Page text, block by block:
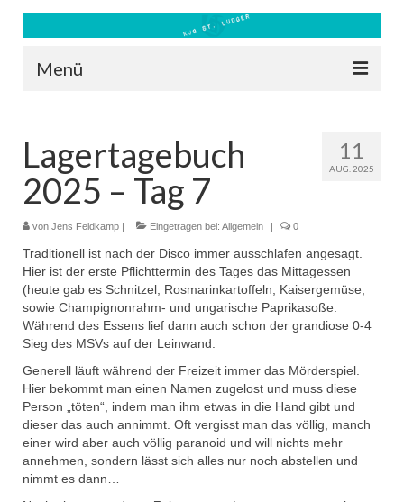
Menü
Kontakt
Bilder
Freizeit 2026
Datenschutz
Impressum
Downloads
11
AUG. 2025
Lagertagebuch
2025 – Tag 7
von Jens Feldkamp | Eingetragen bei: Allgemein | 0
Traditionell ist nach der Disco immer ausschlafen angesagt.
Hier ist der erste Pflichttermin des Tages das Mittagessen
(heute gab es Schnitzel, Rosmarinkartoffeln, Kaisergemüse,
sowie Champignonrahm- und ungarische Paprikasoße.
Während des Essens lief dann auch schon der grandiose 0-4
Sieg des MSVs auf der Leinwand.
Generell läuft während der Freizeit immer das Mörderspiel.
Hier bekommt man einen Namen zugelost und muss diese
Person „töten“, indem man ihm etwas in die Hand gibt und
dieser das auch annimmt. Oft vergisst man das völlig, manch
einer wird aber auch völlig paranoid und will nichts mehr
annehmen, sondern lässt sich alles nur noch abstellen und
nimmt es dann…